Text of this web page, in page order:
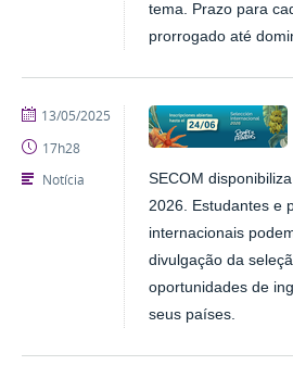
tema. Prazo para
prorrogado até
SECOM
2026. Estudantes e
internacionais
divulgação da
oportunidades de
seus países.
publicado
13/05/2025
17h28
Notícia